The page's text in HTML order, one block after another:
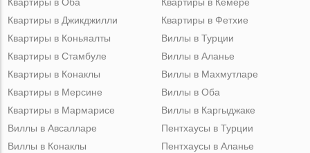
Квартиры в Оба
Квартиры в Джикджилли
Квартиры в Кемере
Квартиры в Фетхие
Квартиры в Коньяалты
Квартиры в Стамбуле
Квартиры в Конаклы
Квартиры в Мерсине
Квартиры в Мармарисе
Виллы в Турции
Виллы в Аланье
Виллы в Махмутларе
Виллы в Оба
Виллы в Каргыджаке
Виллы в Авсалларе
Виллы в Конаклы
Пентхаусы в Турции
Пентхаусы в Аланье